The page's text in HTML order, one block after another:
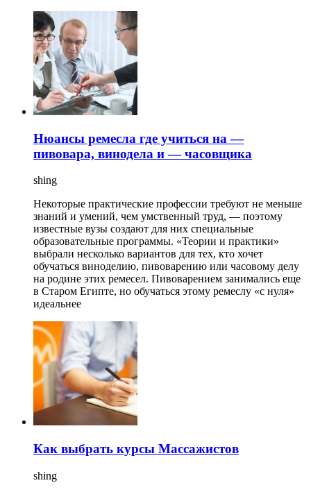
Нюансы ремесла где учиться на —
пивовара, винодела и — часовщика
shing
Некоторые практические профессии требуют не меньше
знаний и умений, чем умственный труд, — поэтому
известные вузы создают для них специальные
образовательные программы. «Теории и практики»
выбрали несколько вариантов для тех, кто хочет
обучаться виноделию, пивоварению или часовому делу
на родине этих ремесел. Пивоварением занимались еще
в Старом Египте, но обучаться этому ремеслу «с нуля»
идеальнее
Как выбрать курсы Массажистов
shing